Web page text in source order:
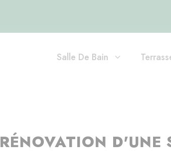
Salle De Bain
RÉNOVATION D'UNE